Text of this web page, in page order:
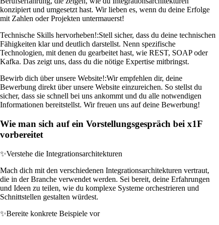
konzipiert und umgesetzt hast. Wir lieben es, wenn du deine Erfolge
mit Zahlen oder Projekten untermauerst!
Technische Skills hervorheben!:Stell sicher, dass du deine technischen
Fähigkeiten klar und deutlich darstellst. Nenn spezifische
Technologien, mit denen du gearbeitet hast, wie REST, SOAP oder
Kafka. Das zeigt uns, dass du die nötige Expertise mitbringst.
Bewirb dich über unsere Website!:Wir empfehlen dir, deine
Bewerbung direkt über unsere Website einzureichen. So stellst du
sicher, dass sie schnell bei uns ankommt und du alle notwendigen
Informationen bereitstellst. Wir freuen uns auf deine Bewerbung!
Wie man sich auf ein Vorstellungsgespräch bei x1F
vorbereitet
✨Verstehe die Integrationsarchitekturen
Mach dich mit den verschiedenen Integrationsarchitekturen vertraut,
die in der Branche verwendet werden. Sei bereit, deine Erfahrungen
und Ideen zu teilen, wie du komplexe Systeme orchestrieren und
Schnittstellen gestalten würdest.
✨Bereite konkrete Beispiele vor